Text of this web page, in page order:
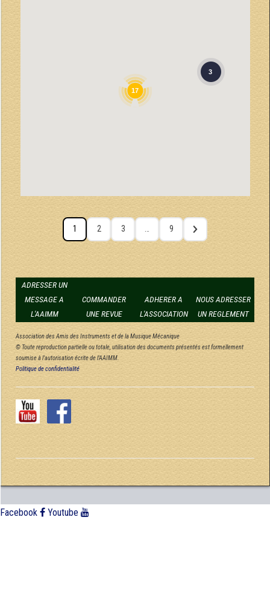
17
3
1 2 3 … 9
ADRESSER UN
MESSAGE A
L'AAIMM
COMMANDER
UNE REVUE
ADHERER A
L'ASSOCIATION
NOUS ADRESSER
UN REGLEMENT
Association des Amis des Instruments et de la Musique Mécanique
© Toute reproduction partielle ou totale, utilisation des documents présentés est formellement
soumise à l'autorisation écrite de l'AAIMM.
Politique de confidentialité
Facebook Youtube